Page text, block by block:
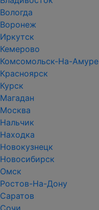
Вологда
Воронеж
Иркутск
Кемерово
Комсомольск-На-Амуре
Красноярск
Курск
Магадан
Москва
Нальчик
Находка
Новокузнецк
Новосибирск
Омск
Ростов-На-Дону
Саратов
Сочи